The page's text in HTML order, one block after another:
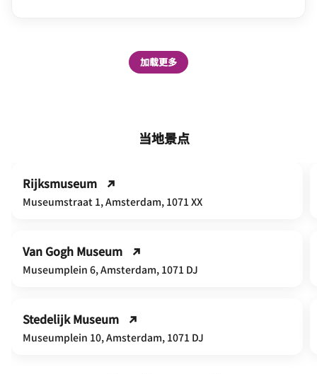
加载更多
当地景点
Rijksmuseum
Museumstraat 1, Amsterdam, 1071 XX
Van Gogh Museum
Museumplein 6, Amsterdam, 1071 DJ
Stedelijk Museum
Museumplein 10, Amsterdam, 1071 DJ